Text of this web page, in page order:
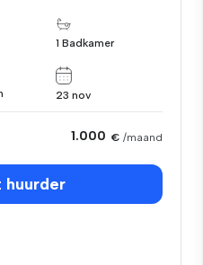
1 Badkamer
23 nov
1.000 € /maand
huurder